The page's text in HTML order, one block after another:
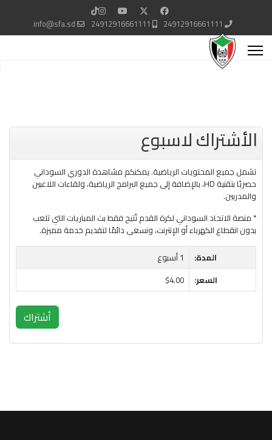
24912916661111
24912916661111
info@sfa.sd
الأشتراك لاسبوع
تشمل جميع المحتويات الرياضية. يمكنكم مشاهدة الدوري السوداني
حصريًا بتقنية HD، بالإضافة إلى جميع البرامج الرياضية، ولقاءات اللاعبين
والمدربين.
* منصة الاتحاد السوداني لكرة القدم تُتيح فقط بث المباريات التي تلعب
بدون انقطاع الكهرباء أو الإنترنت، ونسعى دائمًا لتقديم خدمة مميزة.
المدة:
1 أسبوع
السعر:
$4.00
أشتراك